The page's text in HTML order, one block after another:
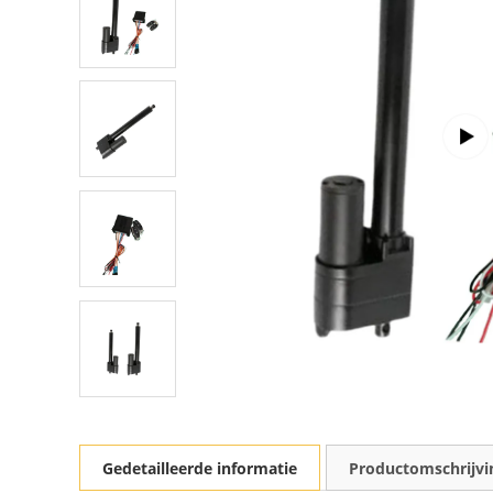
Gedetailleerde informatie